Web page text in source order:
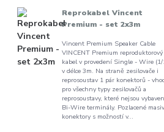
Reprokabel Vincent
Premium - set 2x3m
Vincent Premium Speaker Cable
VINCENT Premium reproduktorový
kabel v provedení Single - Wire (1/
v délce 3m. Na straně zesilovače i
reprosoustav 1 pár konektorů -
pro všechny typy zesilovačů a
reprosoustavy, které nejsou
Bi-Wire terminály. Pozlacené
konektory s možností v...